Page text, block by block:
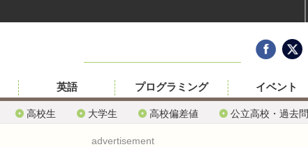
高校生 大学生 高校偏差値 公立高校・過去問
英語 プログラミング イベント
advertisement